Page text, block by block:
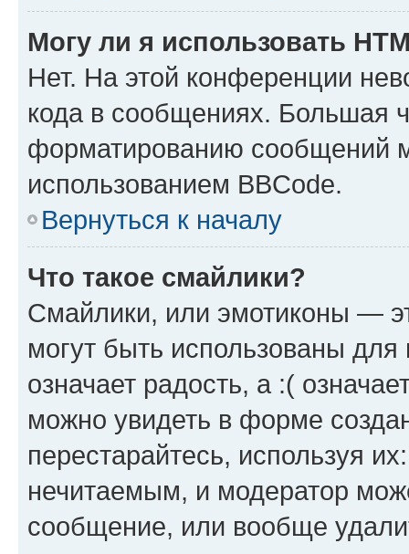
Могу ли я использовать
Нет. На этой конференции
кода в сообщениях. Большая
форматированию сообщений
использованием BBCode.
Вернуться к началу
Что такое смайлики?
Смайлики, или эмотиконы —
могут быть использованы
означает радость, а :(
можно увидеть в форме
перестарайтесь, используя
нечитаемым, и модератор
сообщение, или вообще